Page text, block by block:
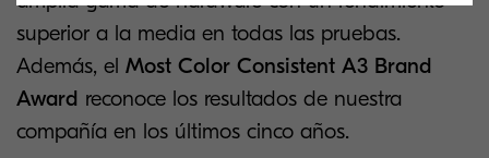
superior a la media en todas las pruebas.
Además, el Most Color Consistent A3 Brand
Award reconoce los resultados de nuestra
compañía en los últimos cinco años.